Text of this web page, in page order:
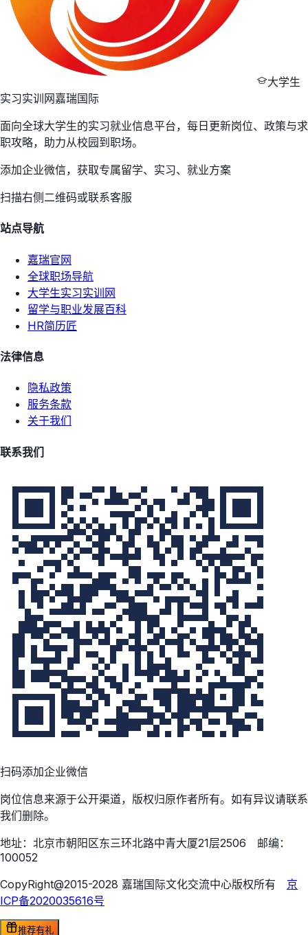
大学生
实习实训网嘉瑞国际
面向全球大学生的实习就业信息平台，每日更新岗位、政策与求
职攻略，助力从校园到职场。
添加企业微信，获取专属留学、实习、就业方案
扫描右侧二维码或联系客服
站点导航
嘉瑞官网
全球职场导航
大学生实习实训网
留学与职业发展百科
HR简历匠
法律信息
隐私政策
服务条款
关于我们
联系我们
扫码添加企业微信
岗位信息来源于公开渠道，版权归原作者所有。如有异议请联系
我们删除。
地址：北京市朝阳区东三环北路中青大厦21层2506 邮编：
100052
CopyRight@2015-2028 嘉瑞国际文化交流中心版权所有 京
ICP备2020035616号
推荐有礼